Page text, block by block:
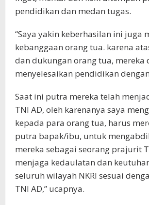
pendidikan dan medan tugas.
“Saya yakin keberhasilan ini juga
kebanggaan orang tua. karena
dan dukungan orang tua, mereka
menyelesaikan pendidikan
Saat ini putra mereka telah
TNI AD, oleh karenanya saya
kepada para orang tua, harus
putra bapak/ibu, untuk
mereka sebagai seorang prajurit
menjaga kedaulatan dan
seluruh wilayah NKRI sesuai
TNI AD,” ucapnya.